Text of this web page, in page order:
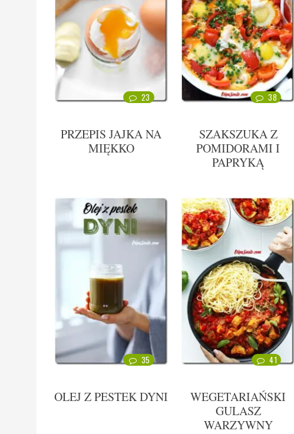
23
PRZEPIS JAJKA NA
MIĘKKO
38
SZAKSZUKA Z
POMIDORAMI I
PAPRYKĄ
35
OLEJ Z PESTEK DYNI
41
WEGETARIAŃSKI
GULASZ
WARZYWNY